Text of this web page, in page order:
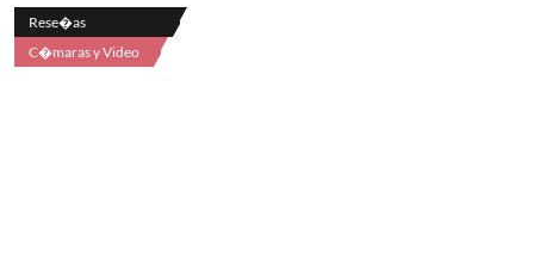
Rese�as
C�maras y Video